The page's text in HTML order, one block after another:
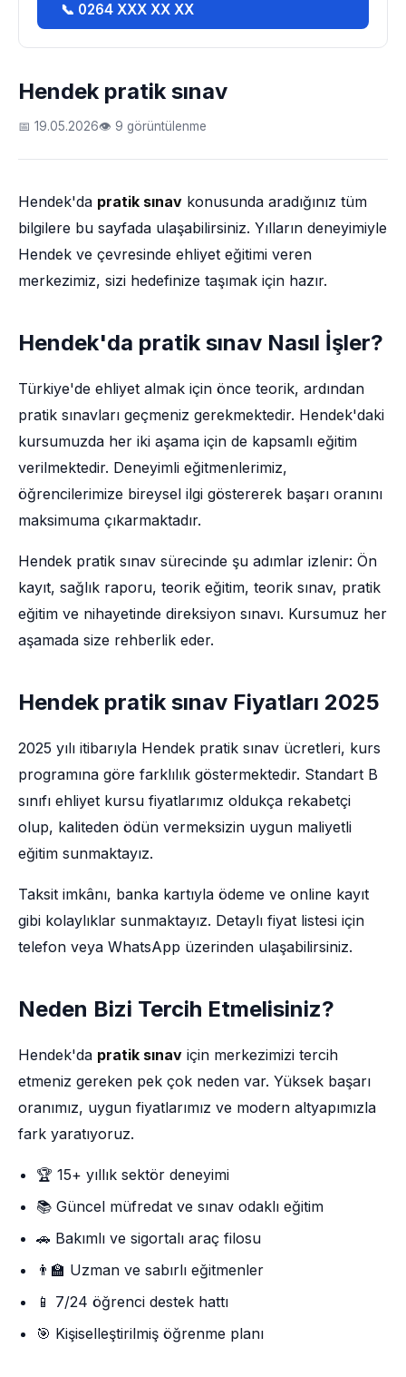
Hendek pratik sınav
📅 19.05.2026👁 9 görüntülenme
Hendek'da pratik sınav konusunda aradığınız tüm
bilgilere bu sayfada ulaşabilirsiniz. Yılların deneyimiyle
Hendek ve çevresinde ehliyet eğitimi veren
merkezimiz, sizi hedefinize taşımak için hazır.
Hendek'da pratik sınav Nasıl İşler?
Türkiye'de ehliyet almak için önce teorik, ardından
pratik sınavları geçmeniz gerekmektedir. Hendek'daki
kursumuzda her iki aşama için de kapsamlı eğitim
verilmektedir. Deneyimli eğitmenlerimiz,
öğrencilerimize bireysel ilgi göstererek başarı oranını
maksimuma çıkarmaktadır.
Hendek pratik sınav sürecinde şu adımlar izlenir: Ön
kayıt, sağlık raporu, teorik eğitim, teorik sınav, pratik
eğitim ve nihayetinde direksiyon sınavı. Kursumuz her
aşamada size rehberlik eder.
Hendek pratik sınav Fiyatları 2025
2025 yılı itibarıyla Hendek pratik sınav ücretleri, kurs
programına göre farklılık göstermektedir. Standart B
sınıfı ehliyet kursu fiyatlarımız oldukça rekabetçi
olup, kaliteden ödün vermeksizin uygun maliyetli
eğitim sunmaktayız.
Taksit imkânı, banka kartıyla ödeme ve online kayıt
gibi kolaylıklar sunmaktayız. Detaylı fiyat listesi için
telefon veya WhatsApp üzerinden ulaşabilirsiniz.
Neden Bizi Tercih Etmelisiniz?
Hendek'da pratik sınav için merkezimizi tercih
etmeniz gereken pek çok neden var. Yüksek başarı
oranımız, uygun fiyatlarımız ve modern altyapımızla
fark yaratıyoruz.
🏆 15+ yıllık sektör deneyimi
📚 Güncel müfredat ve sınav odaklı eğitim
🚗 Bakımlı ve sigortalı araç filosu
👨‍🏫 Uzman ve sabırlı eğitmenler
📱 7/24 öğrenci destek hattı
🎯 Kişiselleştirilmiş öğrenme planı
📞 0264 XXX XX XX